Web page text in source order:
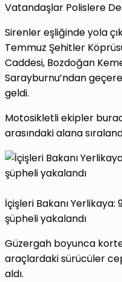
Vatandaşlar Polislere
Sirenler eşliğinde yola
Temmuz Şehitler
Caddesi, Bozdoğan
Sarayburnu’ndan
geldi.
Motosikletli ekipler
arasındaki alana
İçişleri Bakanı
şüpheli yakalandı
Güzergah boyunca
araçlardaki sürücüler
aldı.